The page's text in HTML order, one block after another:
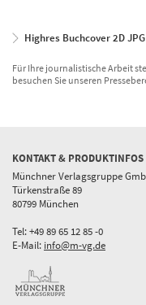
Highres Buchcover 2D JPG
Für Ihre journalistische Arbeit
besuchen Sie unseren
KONTAKT & PRODUKTINFOS
Münchner Verlagsgruppe
Türkenstraße 89
80799 München
Tel: +49 89 65 12 85 -0
E-Mail: info@m-vg.de